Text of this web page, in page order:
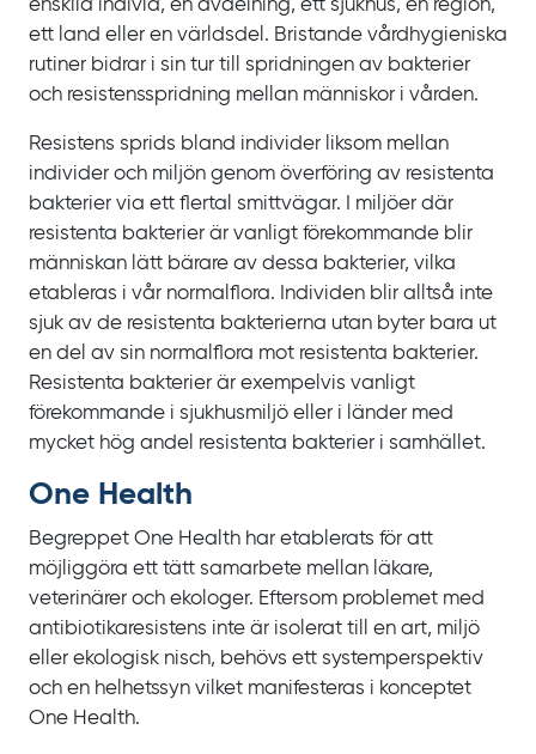
enskild individ, en avdelning, ett sjukhus, en region,
ett land eller en världsdel. Bristande vårdhygieniska
rutiner bidrar i sin tur till spridningen av bakterier
och resistensspridning mellan människor i vården.
Resistens sprids bland individer liksom mellan
individer och miljön genom överföring av resistenta
bakterier via ett flertal smittvägar. I miljöer där
resistenta bakterier är vanligt förekommande blir
människan lätt bärare av dessa bakterier, vilka
etableras i vår normalflora. Individen blir alltså inte
sjuk av de resistenta bakterierna utan byter bara ut
en del av sin normalflora mot resistenta bakterier.
Resistenta bakterier är exempelvis vanligt
förekommande i sjukhusmiljö eller i länder med
mycket hög andel resistenta bakterier i samhället.
One Health
Begreppet One Health har etablerats för att
möjliggöra ett tätt samarbete mellan läkare,
veterinärer och ekologer. Eftersom problemet med
antibiotikaresistens inte är isolerat till en art, miljö
eller ekologisk nisch, behövs ett systemperspektiv
och en helhetssyn vilket manifesteras i konceptet
One Health.